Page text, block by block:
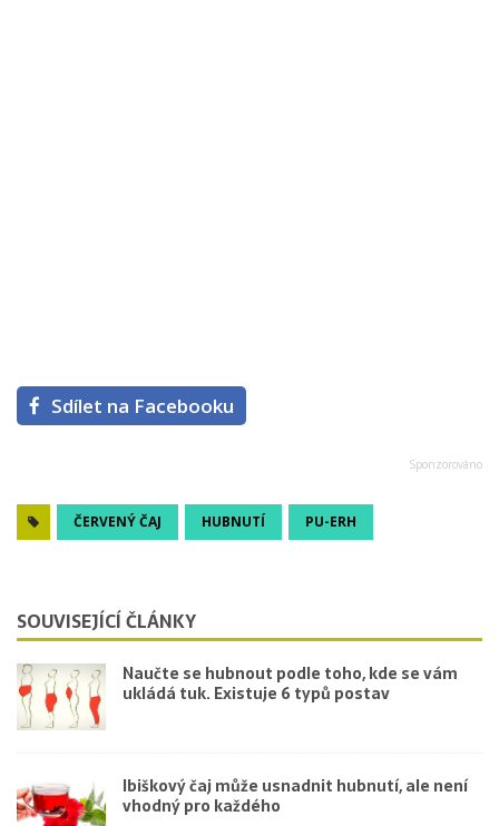
Sdílet na Facebooku
ČERVENÝ ČAJ HUBNUTÍ PU-ERH
SOUVISEJÍCÍ ČLÁNKY
Naučte se hubnout podle toho, kde se vám
ukládá tuk. Existuje 6 typů postav
Ibiškový čaj může usnadnit hubnutí, ale není
vhodný pro každého